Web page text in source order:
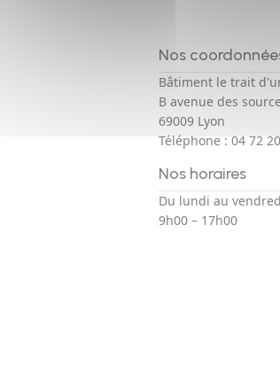
Nos
Bâtiment le trait
B avenue des
69009 Lyon
Téléphone : 04 72
Nos horaires
Du lundi au
9h00 – 17h00